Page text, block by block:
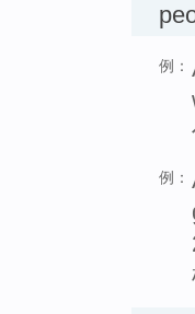
例：
例：